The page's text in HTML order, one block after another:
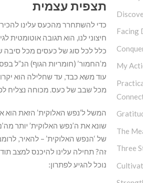
תצפית עצמית
כדי להשתחרר מהכעס עלינו
חיצוני לנו, הוא תגובה אוטומטית
כלל לכל סוג של כעסים מכל סיבה
מ’החמור’ (חומריות הגוף) הנ”ל
עוד משא כבד, עד שחלילה הוא
מכל שבב של כעס. מכוחה נצליח
המשל ל’נפש האלוקית’ הזאת הוא
שונא את ה’נפש האלוקית’ יותר
של ‘הנפש האלוקית’ – להאיר,
זה? תחילה עלינו להיכנס למצב
נוכל להגיע לפתרון:
Facing
My
The
Three